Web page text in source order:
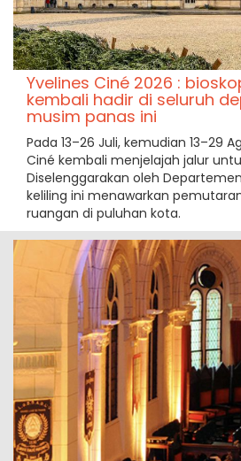
Yvelines Ciné 2026 :
kembali hadir di seluruh
musim panas ini
Pada 13–26 Juli, kemudian 13–29
Ciné kembali menjelajah jalur
Diselenggarakan oleh
keliling ini menawarkan
ruangan di puluhan kota.